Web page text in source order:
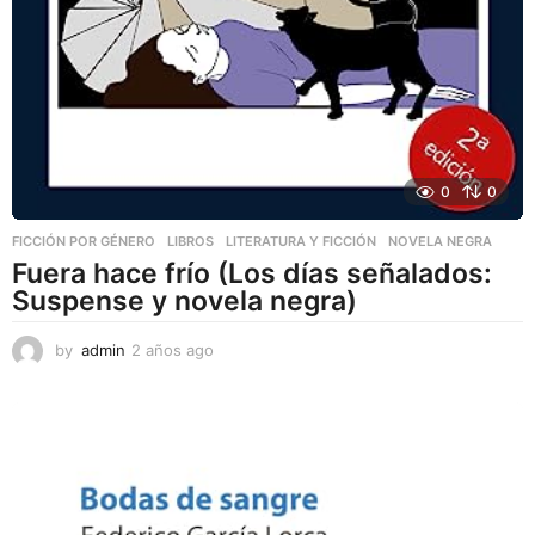
0 0
FICCIÓN POR GÉNERO ,LIBROS ,LITERATURA Y FICCIÓN NOVELA NEGRA
Fuera hace frío (Los días señalados:
Suspense y novela negra)
by admin 2 años ago
o